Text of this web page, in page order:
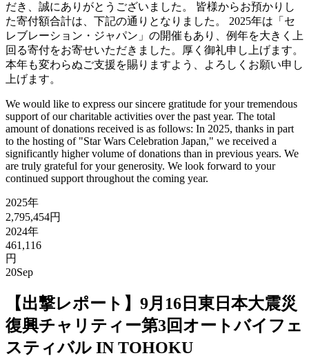
だき、誠にありがとうございました。 皆様からお預かりし
た寄付額合計は、下記の通りとなりました。 2025年は「セ
レブレーション・ジャパン」の開催もあり、例年を大きく上
回る寄付をお寄せいただきました。厚く御礼申し上げます。
本年も変わらぬご支援を賜りますよう、よろしくお願い申し
上げます。
We would like to express our sincere gratitude for your tremendous
support of our charitable activities over the past year. The total
amount of donations received is as follows: In 2025, thanks in part
to the hosting of "Star Wars Celebration Japan," we received a
significantly higher volume of donations than in previous years. We
are truly grateful for your generosity. We look forward to your
continued support throughout the coming year.
2025年
2,795,454円
2024年
461,116
円
20Sep
【出撃レポート】9月16日東日本大震災
復興チャリティー第3回オートバイフェ
スティバル IN TOHOKU